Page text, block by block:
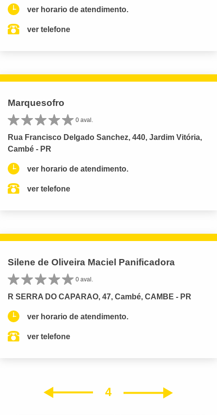
ver horario de atendimento.
ver telefone
Marquesofro
0 aval.
Rua Francisco Delgado Sanchez, 440, Jardim Vitória,
Cambé - PR
ver horario de atendimento.
ver telefone
Silene de Oliveira Maciel Panificadora
0 aval.
R SERRA DO CAPARAO, 47, Cambé, CAMBE - PR
ver horario de atendimento.
ver telefone
4